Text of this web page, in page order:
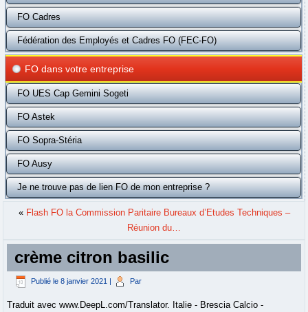
FO Cadres
Fédération des Employés et Cadres FO (FEC-FO)
FO dans votre entreprise
FO UES Cap Gemini Sogeti
FO Astek
FO Sopra-Stéria
FO Ausy
Je ne trouve pas de lien FO de mon entreprise ?
« Flash FO la Commission Paritaire Bureaux d’Etudes Techniques –
Réunion du…
crème citron basilic
Publié le 8 janvier 2021 Par
Traduit avec www.DeepL.com/Translator. Italie - Brescia Calcio -